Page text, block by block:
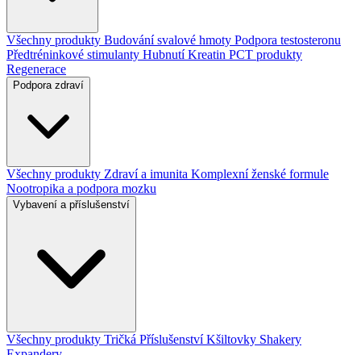
Všechny produkty Budování svalové hmoty Podpora testosteronu
Předtréninkové stimulanty HubnutíKreatin PCT produkty
Regenerace
Podpora zdraví
Všechny produkty Zdraví a imunita Komplexní ženské formule
Nootropika a podpora mozku
Vybavení a příslušenství
Všechny produkty Tričká PříslušenstvíKšiltovky Shakery